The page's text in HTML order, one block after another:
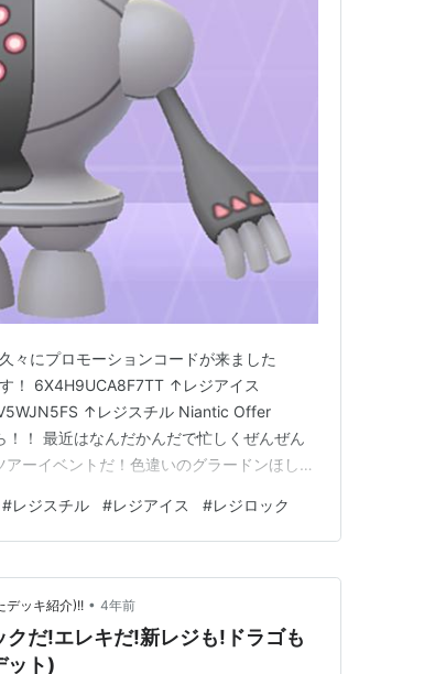
々にプロモーションコードが来ました
！ 6X4H9UCA8F7TT ↑レジアイス
↑レジスチル Niantic Offer
！ 最近はなんだかんだで忙しくぜんぜん
ーイベントだ！色違いのグラードンほし
#レジスチル #レジアイス #レジロック
デッキ紹介)!! • 4年前
だ!エレキだ!新レジも!ドラゴも
ット)